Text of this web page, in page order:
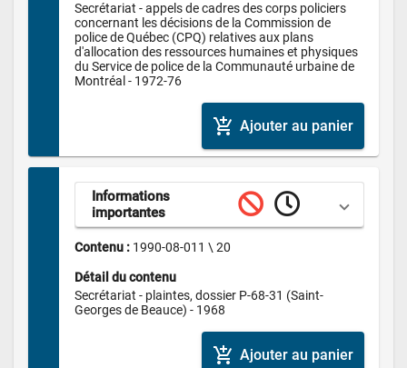
Secrétariat - appels de cadres des corps policiers
concernant les décisions de la Commission de
police de Québec (CPQ) relatives aux plans
d'allocation des ressources humaines et physiques
du Service de police de la Communauté urbaine de
Montréal - 1972-76
add_shopping_cart Ajouter au panier
Informations
importantes
Contenu : 1990-08-011 \ 20
Détail du contenu
Secrétariat - plaintes, dossier P-68-31 (Saint-
Georges de Beauce) - 1968
add_shopping_cart Ajouter au panier